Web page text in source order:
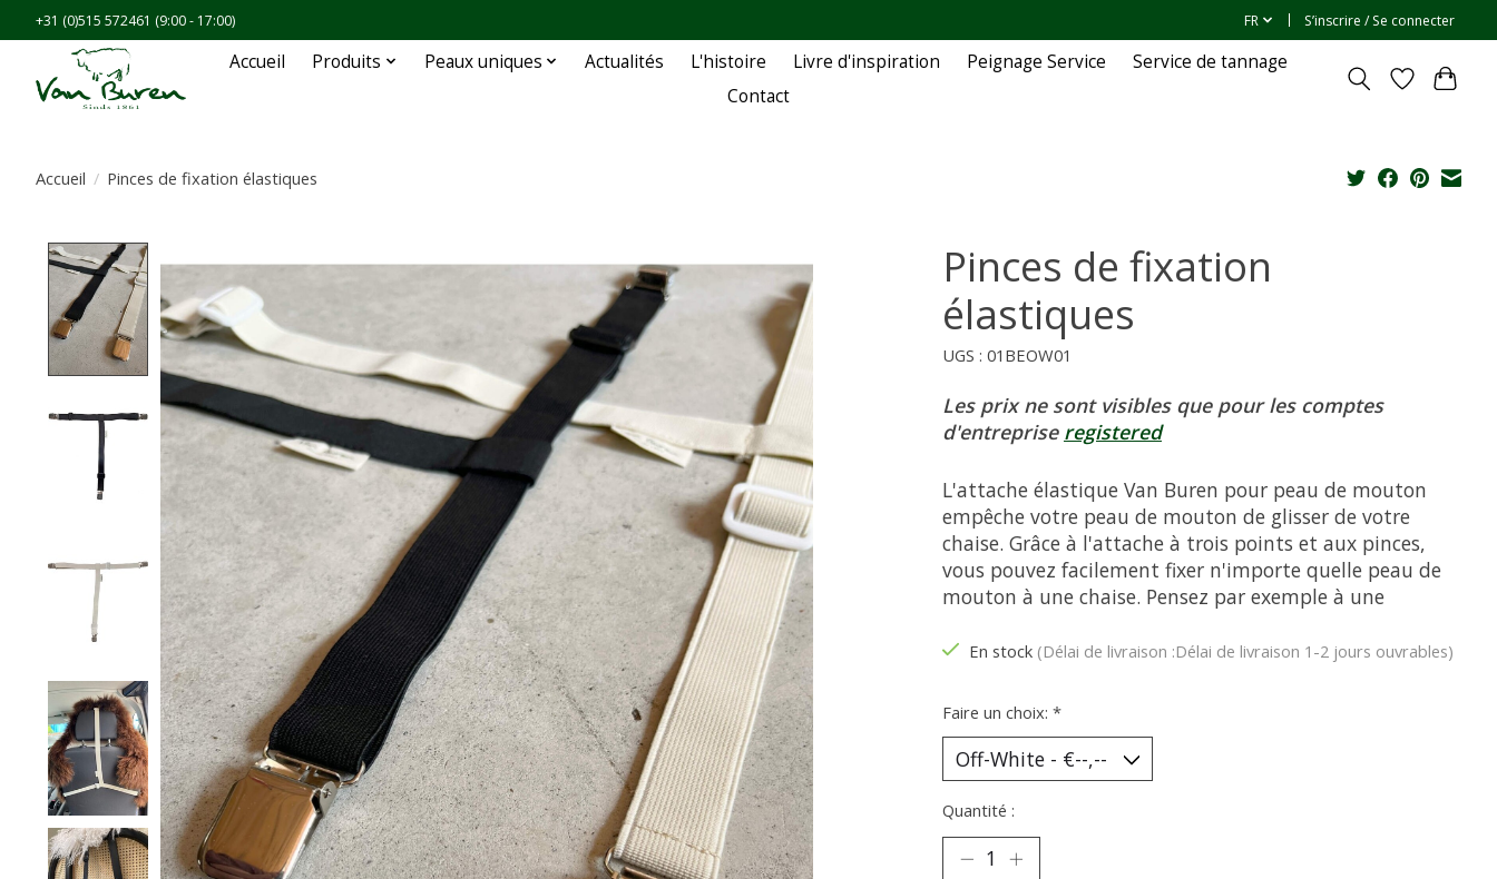
+31 (0)515 572461 (9:00 - 17:00) FR S’inscrire / Se connecter
Accueil Produits Peaux uniques Actualités L'histoire Livre d'inspiration Peignage Service
Service de tannage
Contact
Accueil / Pinces de fixation élastiques
Pinces de fixation
élastiques
UGS : 01BEOW01
Les prix ne sont visibles que pour les comptes
d'entreprise registered
L'attache élastique Van Buren pour peau de mouton
empêche votre peau de mouton de glisser de votre
chaise. Grâce à l'attache à trois points et aux pinces,
vous pouvez facilement fixer n'importe quelle peau de
mouton à une chaise. Pensez par exemple à une
En stock (Délai de livraison :Délai de livraison 1-2 jours ouvrables)
Faire un choix: *
Quantité :